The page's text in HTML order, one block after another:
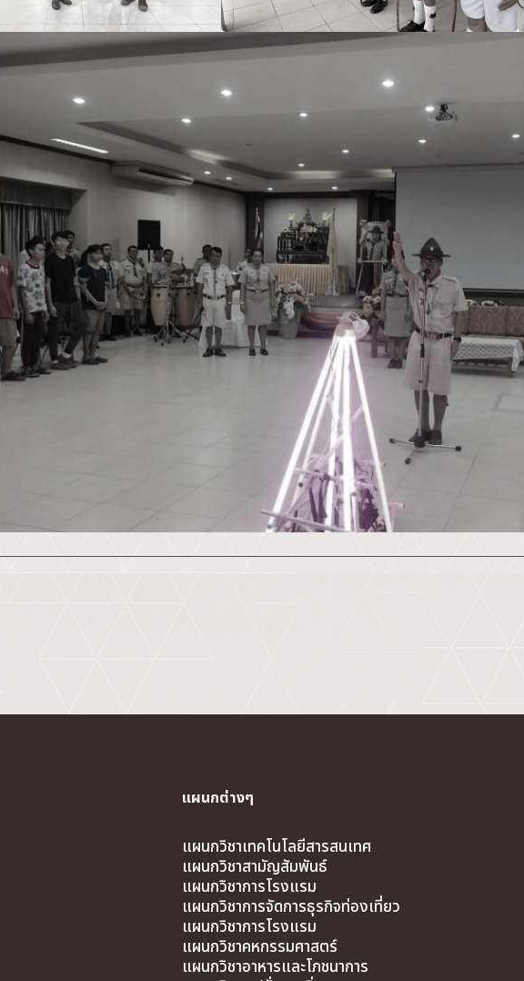
แผนกต่างๆ
แผนกวิชาเทคโนโลยีสารสนเทศ
แผนกวิชาสามัญสัมพันธ์
แผนกวิชาการโรงแรม
แผนกวิชาการจัดการธุรกิจท่องเที่ยว
แผนกวิชาการโรงแรม
แผนกวิชาคหกรรมศาสตร์
แผนกวิชาอาหารและโภชนาการ